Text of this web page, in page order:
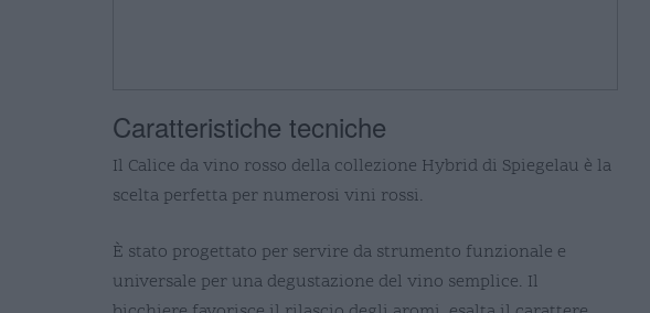
Caratteristiche tecniche
Il Calice da vino rosso della collezione Hybrid di Spiegelau è la
scelta perfetta per numerosi vini rossi.
È stato progettato per servire da strumento funzionale e
universale per una degustazione del vino semplice. Il